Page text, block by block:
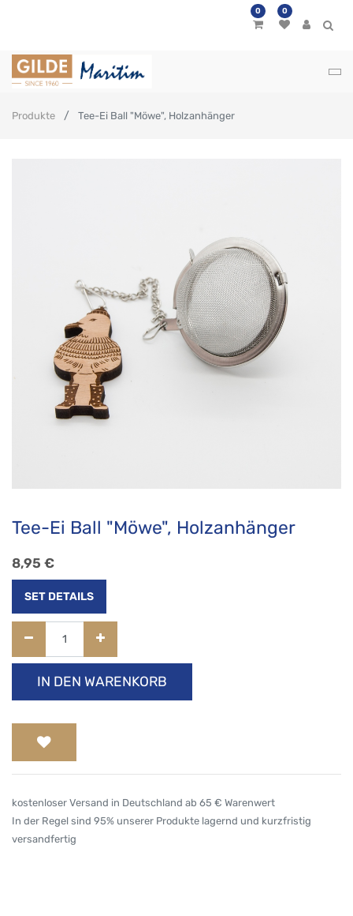
0 0
Produkte Tee-Ei Ball "Möwe", Holzanhänger
Tee-Ei Ball "Möwe", Holzanhänger
8,95 €
SET DETAILS
IN DEN WARENKORB
kostenloser Versand in Deutschland ab 65 € Warenwert
In der Regel sind 95% unserer Produkte lagernd und kurzfristig
versandfertig